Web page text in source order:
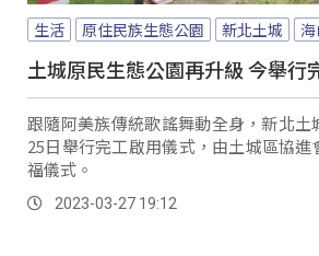
生活 原住民族生態公園 新北土城
土城原民生態公園再升級 今舉行
跟隨阿美族傳統歌謠舞動全身，新北
25日舉行完工啟用儀式，由土城區協
福儀式。
2023-03-27 19:12